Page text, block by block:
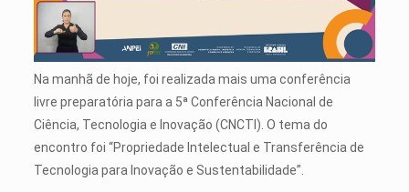
Na manhã de hoje, foi realizada mais uma conferência
livre preparatória para a 5ª Conferência Nacional de
Ciência, Tecnologia e Inovação (CNCTI). O tema do
encontro foi “Propriedade Intelectual e Transferência de
Tecnologia para Inovação e Sustentabilidade”.